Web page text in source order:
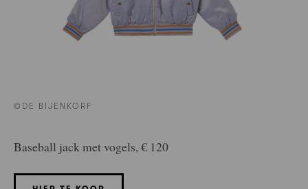
©DE BIJENKORF
Baseball jack met vogels, € 120